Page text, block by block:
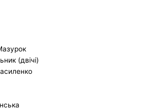
(двічі)